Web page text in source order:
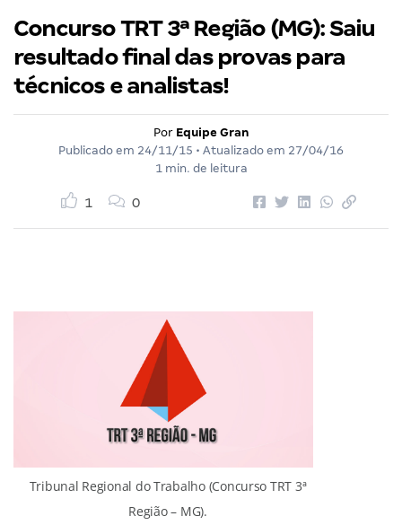
Concurso TRT 3ª Região (MG): Saiu
resultado final das provas para
técnicos e analistas!
Por Equipe Gran
Publicado em 24/11/15 • Atualizado em 27/04/16
1 min. de leitura
1 0
Tribunal Regional do Trabalho (Concurso TRT 3ª
Região – MG).